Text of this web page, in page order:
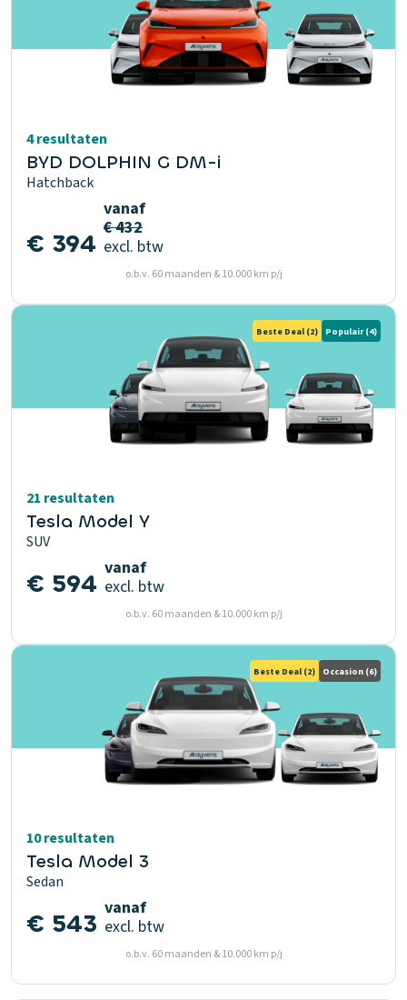
4 resultaten
BYD DOLPHIN G DM-i
Hatchback
€ 394
vanaf
€ 432
excl. btw
o.b.v. 60 maanden & 10.000 km p/j
Beste Deal (2) Populair(4)
21 resultaten
Tesla Model Y
SUV
€ 594 vanaf
excl. btw
o.b.v. 60 maanden & 10.000 km p/j
Beste Deal (2) Occasion (6)
10 resultaten
Tesla Model 3
Sedan
€ 543 vanaf
excl. btw
o.b.v. 60 maanden & 10.000 km p/j